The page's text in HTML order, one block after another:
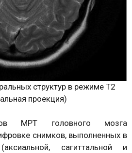
структур в режиме Т2
проекция)
МРТ головного мозга
снимков, выполненных в
сагиттальной и